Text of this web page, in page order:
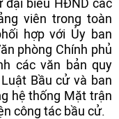
đại biểu HĐND các
viên trong toàn
hợp với Ủy ban
phòng Chính phủ
các văn bản quy
Bầu cử và ban
hệ thống Mặt trận
công tác bầu cử.